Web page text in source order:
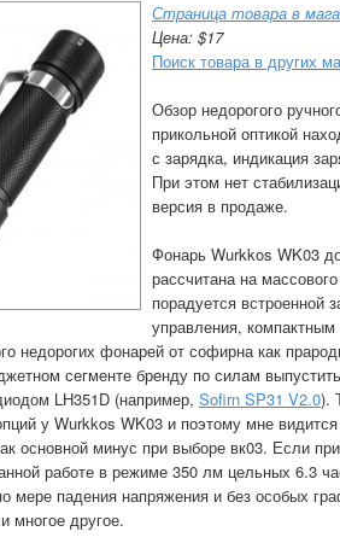
Страница товара в
Цена: $17
Поиск товара в других
Обзор недорогого
прикольной оптикой
с зарядка, индикация
При этом нет
версия в продаже.
Фонарь Wurkkos WK03
рассчитана на
порадуется встроенной
управления,
недорогих фонарей от софирна как
сегменте бренду по силам
LH351D (например, Sofirn SP31 V2.0).
у Wurkkos WK03 и поэтому мне
основной минус при выборе вк03. Если
работе в режиме 350 лм цельных 6.3
мере падения напряжения и без особых
многое другое.